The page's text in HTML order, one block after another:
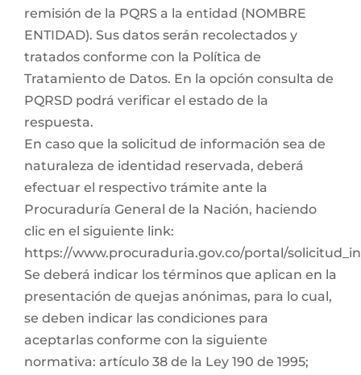
remisión de la PQRS a la entidad (NOMBRE
ENTIDAD). Sus datos serán recolectados y
tratados conforme con la Política de
Tratamiento de Datos. En la opción consulta de
PQRSD podrá verificar el estado de la
respuesta.
En caso que la solicitud de información sea de
naturaleza de identidad reservada, deberá
efectuar el respectivo trámite ante la
Procuraduría General de la Nación, haciendo
clic en el siguiente link:
https://www.procuraduria.gov.co/portal/
Se deberá indicar los términos que aplican en la
presentación de quejas anónimas, para lo cual,
se deben indicar las condiciones para
aceptarlas conforme con la siguiente
normativa: artículo 38 de la Ley 190 de 1995;